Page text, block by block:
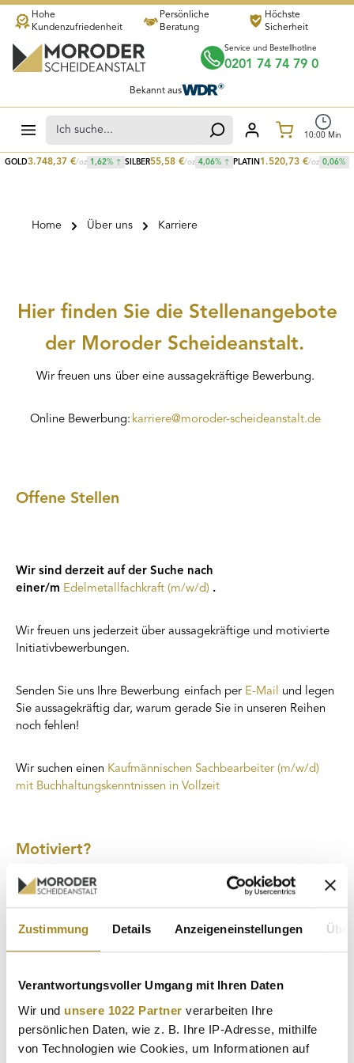
Zustimmung Details Anzeigeneinstellungen
Verantwortungsvoller Umgang mit Ihren Daten
Wir und unsere 1022 Partner verarbeiten Ihre
persönlichen Daten, wie z. B. Ihre IP-Adresse, mithilfe
von Technologien wie Cookies, um Informationen auf
Zum Hauptinhalt springen
GOLD3.748,37 €/oz 1,62% SILBER55,58 €/oz 4,06% PLATIN 1.520,73 €/oz 0,06%
Hohe
Kundenzufriedenheit
Persönliche
Beratung
Höchste
Sicherheit
Service und Bestellhotline
0201 74 74 79 0
Bekannt aus
10:00 Min
Home Über uns Karriere
Hier finden Sie die Stellenangebote
der Moroder Scheideanstalt.
Wir freuen uns über eine aussagekräftige Bewerbung.
Online Bewerbung: karriere@moroder-scheideanstalt.de
Offene Stellen
Wir sind derzeit auf der Suche nach
einer/m Edelmetallfachkraft (m/w/d) .
Wir freuen uns jederzeit über aussagekräftige und motivierte
Initiativbewerbungen.
Senden Sie uns Ihre Bewerbung einfach per E-Mail und legen
Sie aussagekräftig dar, warum gerade Sie in unseren Reihen
noch fehlen!
Wir suchen einen Kaufmännischen Sachbearbeiter (m/w/d)
mit Buchhaltungskenntnissen in Vollzeit
Motiviert?
Dann senden Sie Ihre vollständigen Bewerbungsunterlagen an
karriere@moroder-scheideanstalt.de
mit Angabe des
Gehaltsvorstellung.
Moroder Scheideanstalt GmbH
Personalabteilung
Kaninenberghöhe 2
45136 Essen